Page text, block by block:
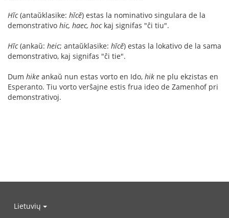
Hĭc(antaŭklasike: hĭcĕ) estas la nominativo singulara de la
demonstrativo hic, haec, hockaj signifas "ĉi tiu".
Hīc(ankaŭ: heic; antaŭklasike: hīcĕ) estas la lokativo de la sama
demonstrativo, kaj signifas "ĉi tie".
Dum hike ankaŭ nun estas vorto en Ido, hik ne plu ekzistas en
Esperanto. Tiu vorto verŝajne estis frua ideo de Zamenhof pri
demonstrativoj.
Lietuvių